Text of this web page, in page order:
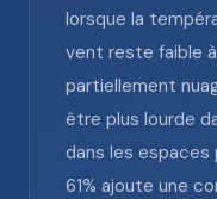
lorsque la
vent reste faible
partiellement
être plus lourde
dans les espaces
61% ajoute une